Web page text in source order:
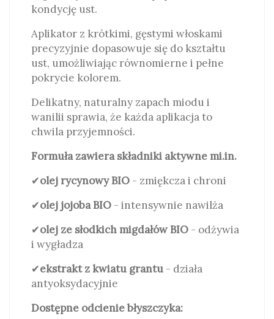
kondycję ust.
Aplikator z krótkimi, gęstymi włoskami
precyzyjnie dopasowuje się do kształtu
ust, umożliwiając równomierne i pełne
pokrycie kolorem.
Delikatny, naturalny zapach miodu i
wanilii sprawia, że każda aplikacja to
chwila przyjemności.
Formuła zawiera składniki aktywne mi.in.
✔olej rycynowy BIO - zmiękcza i chroni
✔olej jojoba BIO - intensywnie nawilża
✔olej ze słodkich migdałów BIO - odżywia
i wygładza
✔ekstrakt z kwiatu grantu - działa
antyoksydacyjnie
Dostępne odcienie błyszczyka: